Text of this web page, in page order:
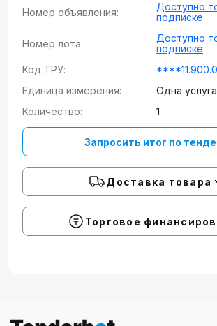
Номер объявления:
Доступно
подписке
Номер лота:
Доступно
подписке
Код ТРУ:
Единица измерения:
Одна услуга
Количество:
1
Запросить итог по
Доставка товара
Торговое